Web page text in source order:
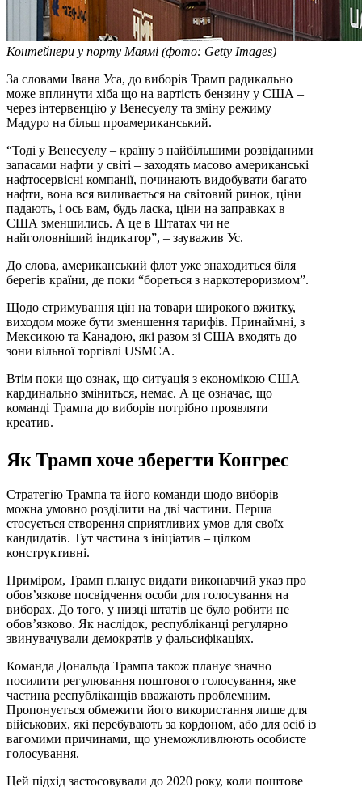
Контейнери у порту Маямі (фото: Getty Images)
За словами Івана Уса, до виборів Трамп радикально
може вплинути хіба що на вартість бензину у США –
через інтервенцію у Венесуелу та зміну режиму
Мадуро на більш проамериканський.
“Тоді у Венесуелу – країну з найбільшими розвіданими
запасами нафти у світі – заходять масово американські
нафтосервісні компанії, починають видобувати багато
нафти, вона вся виливається на світовий ринок, ціни
падають, і ось вам, будь ласка, ціни на заправках в
США зменшились. А це в Штатах чи не
найголовніший індикатор”, – зауважив Ус.
До слова, американський флот уже знаходиться біля
берегів країни, де поки “бореться з наркотероризмом”.
Щодо стримування цін на товари широкого вжитку,
виходом може бути зменшення тарифів. Принаймні, з
Мексикою та Канадою, які разом зі США входять до
зони вільної торгівлі USMCA.
Втім поки що ознак, що ситуація з економікою США
кардинально зміниться, немає. А це означає, що
команді Трампа до виборів потрібно проявляти
креатив.
Як Трамп хоче зберегти Конгрес
Стратегію Трампа та його команди щодо виборів
можна умовно розділити на дві частини. Перша
стосується створення сприятливих умов для своїх
кандидатів. Тут частина з ініціатив – цілком
конструктивні.
Приміром, Трамп планує видати виконавчий указ про
обов’язкове посвідчення особи для голосування на
виборах. До того, у низці штатів це було робити не
обов’язково. Як наслідок, республіканці регулярно
звинувачували демократів у фальсифікаціях.
Команда Дональда Трампа також планує значно
посилити регулювання поштового голосування, яке
частина республіканців вважають проблемним.
Пропонується обмежити його використання лише для
військових, які перебувають за кордоном, або для осіб із
вагомими причинами, що унеможливлюють особисте
голосування.
Цей підхід застосовували до 2020 року, коли поштове